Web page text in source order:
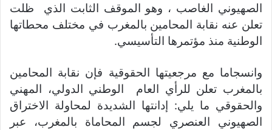
الصهيوني الغاصب ، وهو الموقف الثابت الذي ظلت
تعلن عنه نقابة المحامين بالمغرب في مختلف محطاتها
الوطنية منذ مؤتمرها التأسيسي.
وانسجاما مع مرجعيتها الحقوقية فإن نقابة المحامين
بالمغرب تعلن للرأي العام الوطني الدولي، المهني
والحقوقي ما يلي: إدانتها الشديدة لمحاولة الاختراق
الصهيوني العنصري لجسم المحاماة بالمغرب، عبر